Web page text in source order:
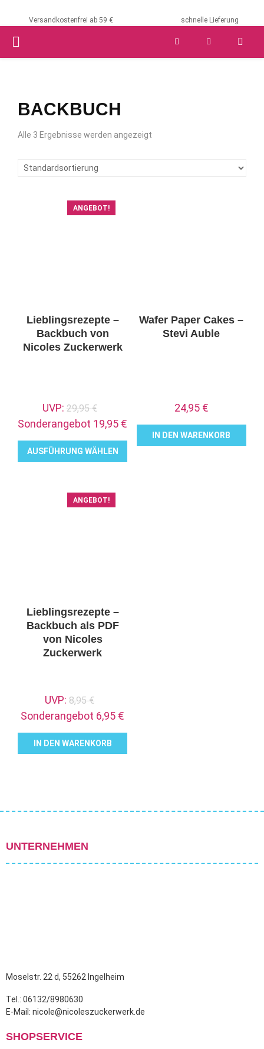
Versandkostenfrei ab 59 € schnelle Lieferung
PRIMARY
BACKBUCH
Alle 3 Ergebnisse werden angezeigt
ANGEBOT!
Lieblingsrezepte –
Backbuch von
Nicoles Zuckerwerk
UVP: 29,95€
Preis
war:
29,95 €
Sonderangebot 19,95 € Aktueller
Preis
AUSFÜHRUNG WÄHLEN
auf
der
Produktseite
gewählt
Wafer Paper Cakes –
Stevi Auble
24,95 €
IN DEN WARENKORB
ANGEBOT!
Lieblingsrezepte –
Backbuch als PDF
von Nicoles
Zuckerwerk
UVP: 8,95€
Preis
war:
8,95 €
Sonderangebot 6,95 €
Preis
IN DEN WARENKORB
UNTERNEHMEN
Moselstr. 22 d, 55262 Ingelheim
Tel.: 06132/8980630
E-Mail: nicole@nicoleszuckerwerk.de
SHOPSERVICE